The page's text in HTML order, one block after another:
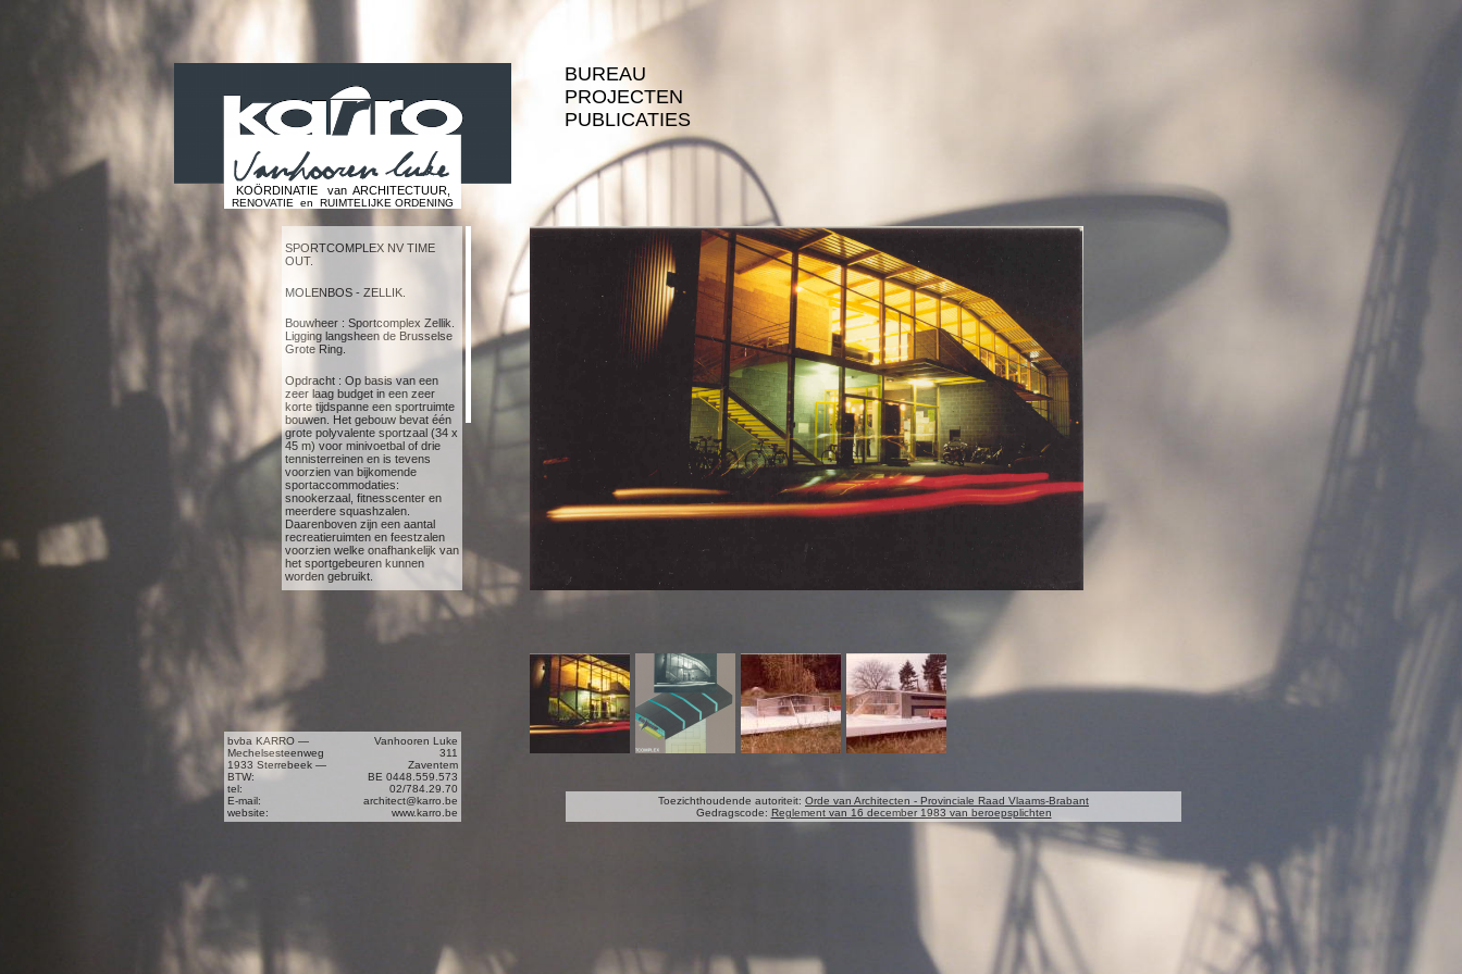
Skip to main content
KOÖRDINATIE van ARCHITECTUUR,
RENOVATIE en RUIMTELIJKE ORDENING
BUREAU
PROJECTEN
PUBLICATIES
SPORTCOMPLEX NV TIME
OUT.
MOLENBOS - ZELLIK.
Bouwheer : Sportcomplex Zellik.
Ligging langsheen de Brusselse
Grote Ring.
Opdracht : Op basis van een
zeer laag budget in een zeer
korte tijdspanne een sportruimte
bouwen. Het gebouw bevat één
grote polyvalente sportzaal (34 x
45 m) voor minivoetbal of drie
tennisterreinen en is tevens
voorzien van bijkomende
sportaccommodaties:
snookerzaal, fitnesscenter en
meerdere squashzalen.
Daarenboven zijn een aantal
recreatieruimten en feestzalen
voorzien welke onafhankelijk van
het sportgebeuren kunnen
worden gebruikt.
Concept : Het hoofdidee was alle
ruimten te bouwen onder één
groot metalen dak. De diverse
langsheen de volledig beglaasde
Technologie : Metalen structuur
ter overspanning van de
polyvalente sportruimte 34 m,
bekleed met geïsoleerde metalen
platen voorzien van horizontale
en verticale lichtbanen. In de
voorgevel werden meerdere
bvba KARRO —
Vanhooren Luke
Mechelsesteenweg
311
1933 Sterrebeek —
Zaventem
BTW:
BE 0448.559.573
tel:
02/784.29.70
E-mail:
architect@karro.be
website:
www.karro.be
Toezichthoudende autoriteit: Orde van Architecten - Provinciale Raad Vlaams-Brabant
Gedragscode: Reglement van 16 december 1983 van beroepsplichten